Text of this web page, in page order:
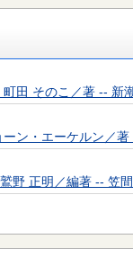
田 そのこ／著 -- 新
ン・エーケルン／
野 正明／編著 -- 笠